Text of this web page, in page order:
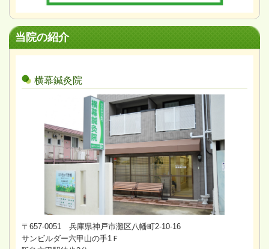
当院の紹介
横幕鍼灸院
〒657-0051 兵庫県神戸市灘区八幡町2-10-16
サンビルダー六甲山の手1Ｆ